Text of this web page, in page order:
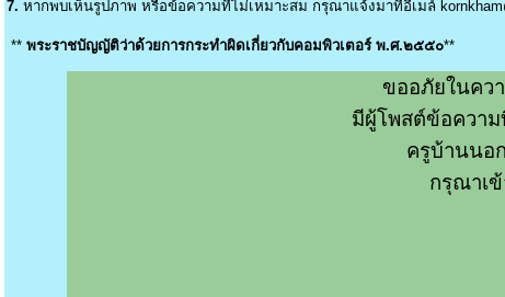
7. หากพบเห็นรูปภาพ หรือข้อความที่ไม่เหมาะสม กรุณาแจ้งมาที่อีเมล์
** พระราชบัญญัติว่าด้วยการกระทำผิดเกี่ยวกับคอมพิวเตอร์ พ.ศ.๒๕๕๐**
ขออภัยในคว
มีผู้โพสต์ข้อความ
ครูบ้านนอ
กรุณาเ